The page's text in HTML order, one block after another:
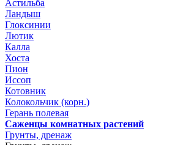
Астильба
Ландыш
Глоксинии
Лютик
Калла
Хоста
Пион
Иссоп
Котовник
Колокольчик (корн.)
Герань полевая
Саженцы комнатных растений
Грунты, дренаж